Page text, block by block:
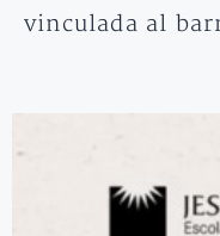
vinculada al